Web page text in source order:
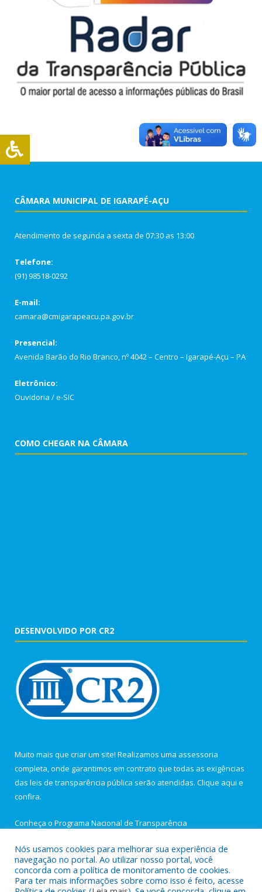
CÂMARA MUNICIPAL DE IGARAPÉ-AÇU
Atendimento de segunda a sexta de 07:30 as 13:00
Telefone:
(91) 98518-0292
E-mail:
camara@cmigarapeacu.pa.gov.br
Presencial:
Avenida Barão do Rio Branco, nº 4042 – Centro – Igarapé-Açu – PA
Eletrônico:
Ouvidoria /e-SIC
COMO CHEGAR NA CÂMARA
DESENVOLVIDO POR CR2
Muito mais que criar um site! Realizamos uma assessoria
completa, onde garantimos em contrato que todas as exigências
das leis de transparência pública serão atendidas. Clique aqui e
confira.
Conheça o Programa Nacional de Transparência
Todos os direitos reservados a Câmara Municipal de Igarapé-
Nós usamos cookies para melhorar sua experiência de
navegação no portal. Ao utilizar nosso portal, você
concorda com a política de monitoramento de cookies.
Para ter mais informações sobre como isso é feito, acesse